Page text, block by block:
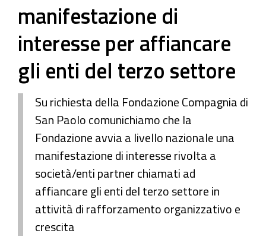
manifestazione di
interesse per affiancare
gli enti del terzo settore
Su richiesta della Fondazione Compagnia di
San Paolo comunichiamo che la
Fondazione avvia a livello nazionale una
manifestazione di interesse rivolta a
società/enti partner chiamati ad
affiancare gli enti del terzo settore in
attività di rafforzamento organizzativo e
crescita